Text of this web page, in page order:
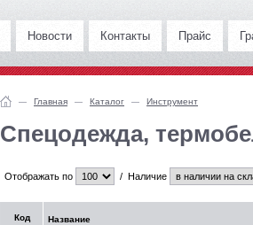
Новости Контакты Прайс
Главная Каталог Инструмент
Спецодежда,
Отображать по / Наличие
Код Название